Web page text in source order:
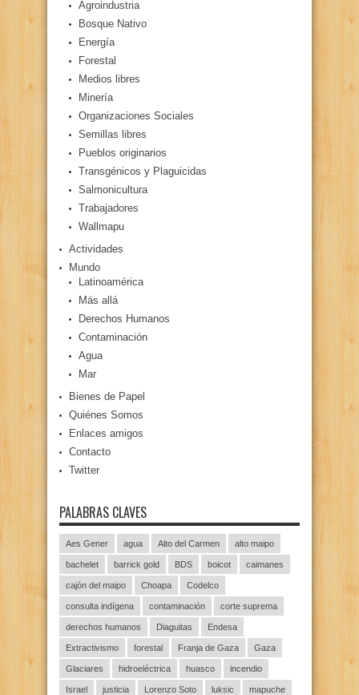
Agroindustria
Bosque Nativo
Energía
Forestal
Medios libres
Minería
Organizaciones Sociales
Semillas libres
Pueblos originarios
Transgénicos y Plaguicidas
Salmonicultura
Trabajadores
Wallmapu
Actividades
Mundo
Latinoamérica
Más allá
Derechos Humanos
Contaminación
Agua
Mar
Bienes de Papel
Quiénes Somos
Enlaces amigos
Contacto
Twitter
PALABRAS CLAVES
Aes Gener agua Alto del Carmen alto maipo
bachelet barrick gold BDS boicot caimanes
cajón del maipo Choapa Codelco
consulta indígena contaminación corte suprema
derechos humanos Diaguitas Endesa
Extractivismo forestal Franja de Gaza Gaza
Glaciares hidroeléctrica huasco incendio
Israel justicia Lorenzo Soto luksic mapuche